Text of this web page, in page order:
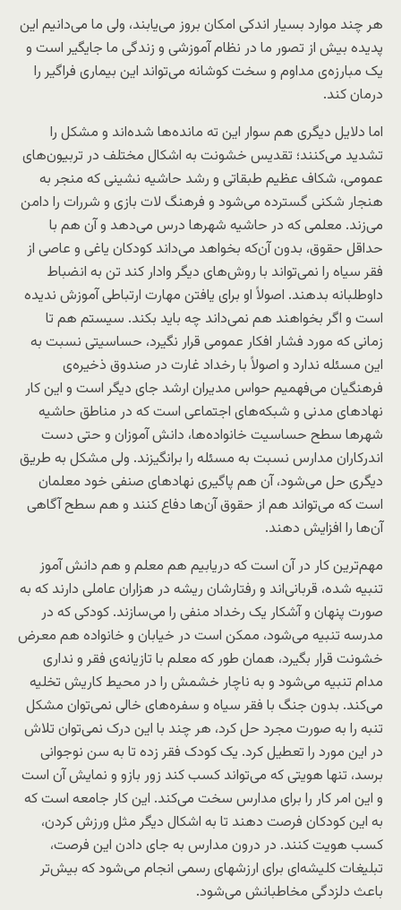
هر چند موارد بسیار اندکی امکان بروز می‌یابند، ولی ما می‌دانیم این
پدیده بیش از تصور ما در نظام آموزشی و زندگی ما جایگیر است و
یک مبارزه‌ی مداوم و سخت کوشانه می‌تواند این بیماری فراگیر را
درمان کند.
اما دلایل دیگری هم سوار این ته مانده‌ها شده‌اند و مشکل را
تشدید می‌کنند؛ تقدیس خشونت به اشکال مختلف در تربیون‌های
عمومی، شکاف عظیم طبقاتی و رشد حاشیه نشینی که منجر به
هنجار شکنی گسترده می‌شود و فرهنگ لات بازی و شررات را دامن
می‌زند. معلمی که در حاشیه شهرها درس می‌دهد و آن هم با
حداقل حقوق، بدون آن‌که بخواهد می‌داند کودکان یاغی و عاصی از
فقر سیاه را نمی‌تواند با روش‌های دیگر وادار کند تن به انضباط
داوطلبانه بدهند. اصولاً او برای یافتن مهارت ارتباطی آموزش ندیده
است و اگر بخواهند هم نمی‌داند چه باید بکند. سیستم هم تا
زمانی که مورد فشار افکار عمومی قرار نگیرد، حساسیتی نسبت به
این مسئله ندارد و اصولاً با رخداد غارت در صندوق ذخیره‌ی
فرهنگیان می‌فهمیم حواس مدیران ارشد جای دیگر است و این کار
نهادهای مدنی و شبکه‌های اجتماعی است که در مناطق حاشیه
شهرها سطح حساسیت خانواده‌ها، دانش آموزان و حتی دست
اندرکاران مدارس نسبت به مسئله را برانگیزند. ولی مشکل به طریق
دیگری حل می‌شود، آن هم پاگیری نهادهای صنفی خود معلمان
است که می‌تواند هم از حقوق آن‌ها دفاع کنند و هم سطح آگاهی
آن‌ها را افزایش دهند.
مهم‌ترین کار در آن است که دریابیم هم معلم و هم دانش آموز
تنبیه شده، قربانی‌اند و رفتارشان ریشه در هزاران عاملی دارند که به
صورت پنهان و آشکار یک رخداد منفی را می‌سازند. کودکی که در
مدرسه تنبیه می‌شود، ممکن است در خیابان و خانواده هم معرض
خشونت قرار بگیرد، همان طور که معلم با تازیانه‌ی فقر و نداری
مدام تنبیه می‌شود و به ناچار خشمش را در محیط کاریش تخلیه
می‌کند. بدون جنگ با فقر سیاه و سفره‌های خالی نمی‌توان مشکل
تنبه را به صورت مجرد حل کرد، هر چند با این درک نمی‌توان تلاش
در این مورد را تعطیل کرد. یک کودک فقر زده تا به سن نوجوانی
برسد، تنها هویتی که می‌تواند کسب کند زور بازو و نمایش آن است
و این امر کار را برای مدارس سخت می‌کند. این کار جامعه است که
به این کودکان فرصت دهند تا به اشکال دیگر مثل ورزش کردن،
کسب هویت کنند. در درون مدارس به جای دادن این فرصت،
تبلیغات کلیشه‌ای برای ارزش‎های رسمی انجام می‌شود که بیش‌تر
باعث دلزدگی مخاطبانش می‌شود.